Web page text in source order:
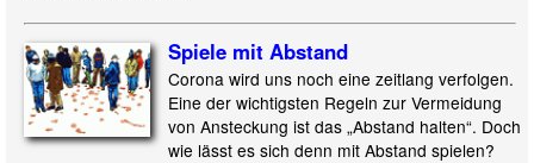
Spiele mit Abstand
Corona wird uns noch eine zeitlang verfolgen.
Eine der wichtigsten Regeln zur Vermeidung
von Ansteckung ist das „Abstand halten“. Doch
wie lässt es sich denn mit Abstand spielen?